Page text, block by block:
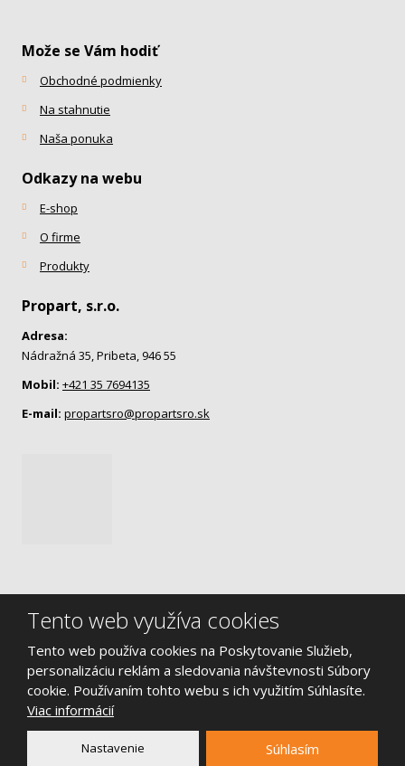
Može se Vám hodiť
Obchodné podmienky
Na stahnutie
Naša ponuka
Odkazy na webu
E-shop
O firme
Produkty
Propart, s.r.o.
Adresa:
Nádražná 35, Pribeta, 946 55
Mobil: +421 35 7694135
E-mail: propartsro@propartsro.sk
© 2026, Propart s.r.o. - všetky práva vyhradené
Mapa stránok |Podmienky použitia| Bezpečnosť a ochrana
osobných údajov
Tento web využíva cookies
Tento web používa cookies na Poskytovanie Služieb,
personalizáciu reklám a sledovania návštevnosti Súbory
cookie. Používaním tohto webu s ich využitím Súhlasíte.
Viac informácií
Nastavenie Súhlasím